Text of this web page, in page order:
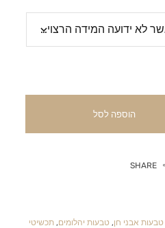
הוספה לסל
SHARE
טבעות אבני חן, טבעות יהלומים,תכשיטי